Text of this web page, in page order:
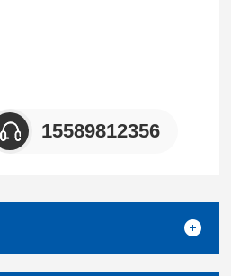
15589812356